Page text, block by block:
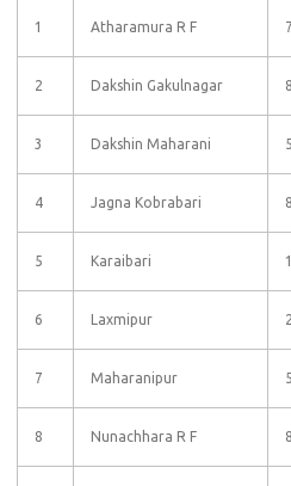
1 Atharamura R F
2 Dakshin Gakulnagar
3 Dakshin Maharani
4 Jagna Kobrabari
5 Karaibari
6 Laxmipur
7 Maharanipur
8 Nunachhara R F